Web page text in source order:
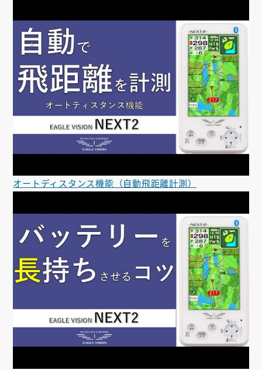
オートディスタンス機能（自動飛距離計測）